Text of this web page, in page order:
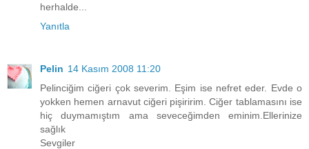
herhalde...
Yanıtla
Pelin 14 Kasım 2008 11:20
Pelinciğim ciğeri çok severim. Eşim ise nefret eder. Evde o
yokken hemen arnavut ciğeri pişiririm. Ciğer tablamasını ise
hiç duymamıştım ama seveceğimden eminim.Ellerinize
sağlık
Sevgiler